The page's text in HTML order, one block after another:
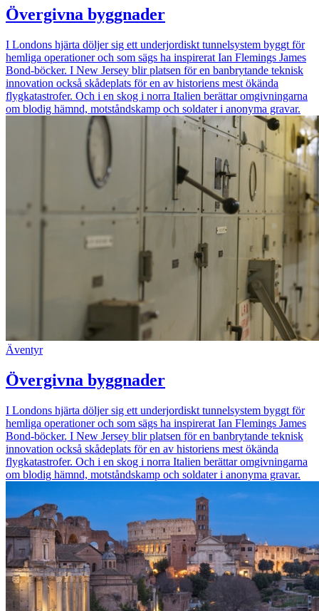
Övergivna byggnader
I Londons hjärta döljer sig ett underjordiskt tunnelsystem byggt för
hemliga operationer och som sägs ha inspirerat Ian Flemings James
Bond-böcker. I New Jersey blir platsen för en banbrytande teknisk
innovation också skådeplats för en av historiens mest ökända
flygkatastrofer. Och i en skog i norra Italien berättar omgivningarna
om blodig hämnd, motståndskamp och soldater i anonyma gravar.
Äventyr
Övergivna byggnader
I Londons hjärta döljer sig ett underjordiskt tunnelsystem byggt för
hemliga operationer och som sägs ha inspirerat Ian Flemings James
Bond-böcker. I New Jersey blir platsen för en banbrytande teknisk
innovation också skådeplats för en av historiens mest ökända
flygkatastrofer. Och i en skog i norra Italien berättar omgivningarna
om blodig hämnd, motståndskamp och soldater i anonyma gravar.